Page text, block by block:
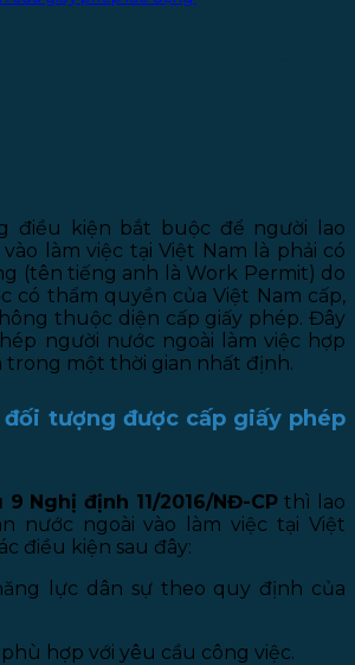
điều kiện bắt buộc để người lao
làm việc tại Việt Nam là phải có
(tên tiếng anh là Work Permit) do
có thẩm quyền của Việt Nam cấp,
thuộc diện cấp giấy phép. Đây
người nước ngoài làm việc hợp
trong một thời gian nhất định.
tượng được cấp giấy phép
9 Nghị định 11/2016/NĐ-CP thì lao
nước ngoài vào làm việc tại Việt
điều kiện sau đây:
lực dân sự theo quy định của
hợp với yêu cầu công việc.